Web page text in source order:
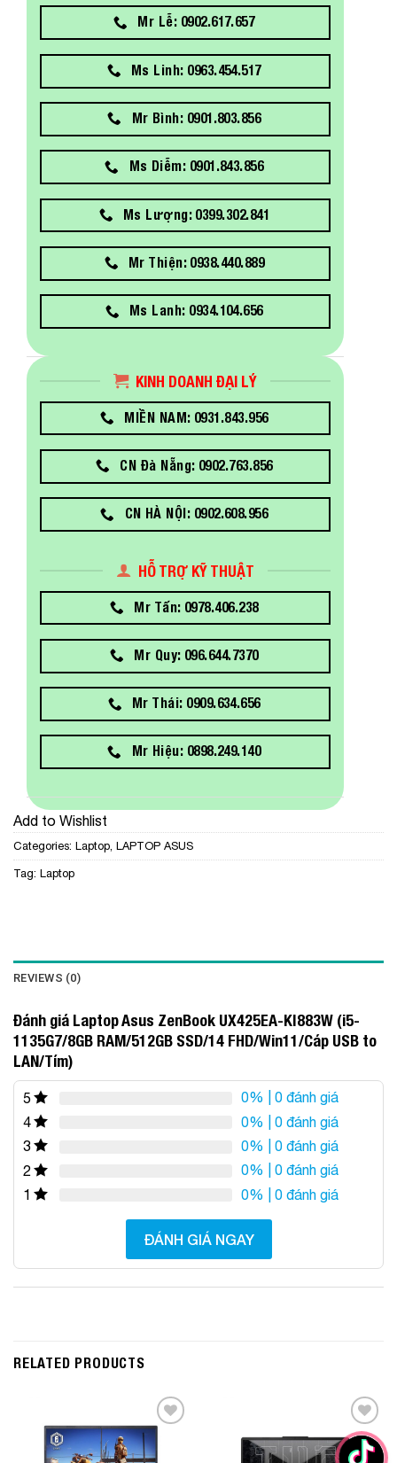
Mr Lễ: 0902.617.657
Ms Linh: 0963.454.517
Mr Bình: 0901.803.856
Ms Diễm: 0901.843.856
Ms Lượng: 0399.302.841
Mr Thiện: 0938.440.889
Ms Lanh: 0934.104.656
KINH DOANH ĐẠI LÝ
MIỀN NAM: 0931.843.956
CN Đà Nẵng: 0902.763.856
CN HÀ NỘI: 0902.608.956
HỖ TRỢ KỸ THUẬT
Mr Tấn: 0978.406.238
Mr Quy: 096.644.7370
Mr Thái: 0909.634.656
Mr Hiệu: 0898.249.140
Add to Wishlist
Categories: Laptop LAPTOP ASUS
Tag: Laptop
REVIEWS (0)
Đánh giá Laptop Asus ZenBook UX425EA-KI883W (i5-
1135G7/8GB RAM/512GB SSD/14 FHD/Win11/Cáp USB to
LAN/Tím)
5 0% | 0 đánh giá
4
0% | 0 đánh giá
3
0% | 0 đánh giá
2
0% | 0 đánh giá
1
0% | 0 đánh giá
ĐÁNH GIÁ NGAY
RELATED PRODUCTS
Add to
Wishlist
Add to
Wishlist